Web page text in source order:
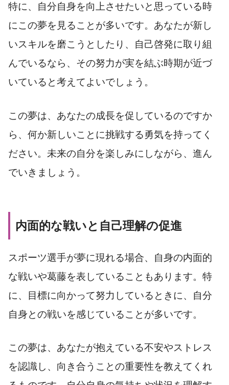
特に、自分自身を向上させたいと思っている時
にこの夢を見ることが多いです。あなたが新し
いスキルを磨こうとしたり、自己啓発に取り組
んでいるなら、その努力が実を結ぶ時期が近づ
いていると考えてよいでしょう。
この夢は、あなたの成長を促しているのですか
ら、何か新しいことに挑戦する勇気を持ってく
ださい。未来の自分を楽しみにしながら、進ん
でいきましょう。
内面的な戦いと自己理解の促進
スポーツ選手が夢に現れる場合、自身の内面的
な戦いや葛藤を表していることもあります。特
に、目標に向かって努力しているときに、自分
自身との戦いを感じていることが多いです。
この夢は、あなたが抱えている不安やストレス
を認識し、向き合うことの重要性を教えてくれ